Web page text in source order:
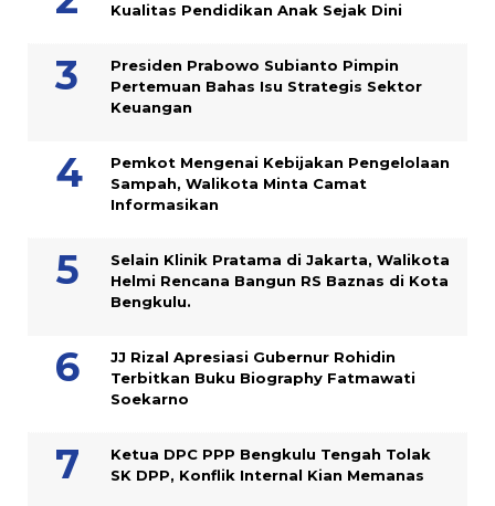
Kualitas Pendidikan Anak Sejak Dini
Presiden Prabowo Subianto Pimpin
Pertemuan Bahas Isu Strategis Sektor
Keuangan
Pemkot Mengenai Kebijakan Pengelolaan
Sampah, Walikota Minta Camat
Informasikan
Selain Klinik Pratama di Jakarta, Walikota
Helmi Rencana Bangun RS Baznas di Kota
Bengkulu.
JJ Rizal Apresiasi Gubernur Rohidin
Terbitkan Buku Biography Fatmawati
Soekarno
Ketua DPC PPP Bengkulu Tengah Tolak
SK DPP, Konflik Internal Kian Memanas